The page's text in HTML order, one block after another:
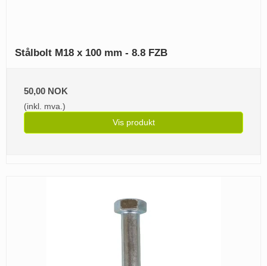
Stålbolt M18 x 100 mm - 8.8 FZB
50,00 NOK
(inkl. mva.)
Vis produkt